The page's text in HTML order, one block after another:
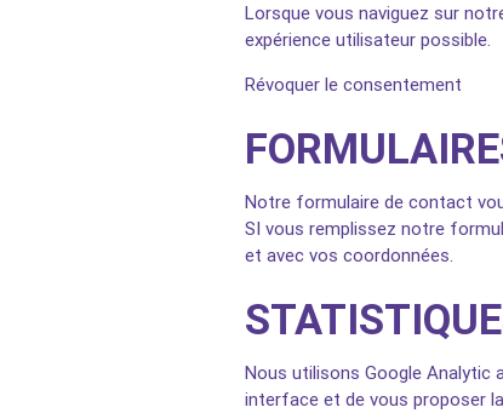
Lorsque vous naviguez sur
expérience utilisateur possible.
Révoquer le consentement
Notre formulaire de contact
SI vous remplissez notre
et avec vos coordonnées.
Nous utilisons Google Analytic
interface et de vous proposer